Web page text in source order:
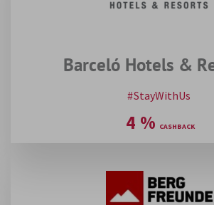
Barceló Hotels &
#StayWithUs
4 %